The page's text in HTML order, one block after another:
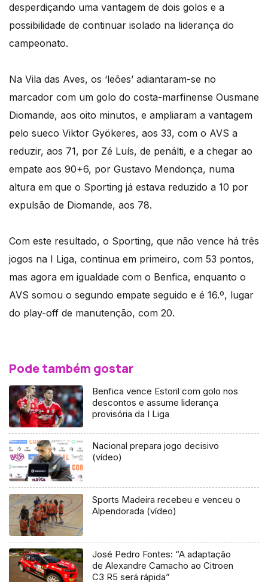
desperdiçando uma vantagem de dois golos e a
possibilidade de continuar isolado na liderança do
campeonato.
Na Vila das Aves, os ‘leões’ adiantaram-se no
marcador com um golo do costa-marfinense Ousmane
Diomande, aos oito minutos, e ampliaram a vantagem
pelo sueco Viktor Gyökeres, aos 33, com o AVS a
reduzir, aos 71, por Zé Luís, de penálti, e a chegar ao
empate aos 90+6, por Gustavo Mendonça, numa
altura em que o Sporting já estava reduzido a 10 por
expulsão de Diomande, aos 78.
Com este resultado, o Sporting, que não vence há três
jogos na I Liga, continua em primeiro, com 53 pontos,
mas agora em igualdade com o Benfica, enquanto o
AVS somou o segundo empate seguido e é 16.º, lugar
do play-off de manutenção, com 20.
Pode também gostar
Benfica vence Estoril com golo nos
descontos e assume liderança
provisória da I Liga
Nacional prepara jogo decisivo
(vídeo)
Sports Madeira recebeu e venceu o
Alpendorada (vídeo)
José Pedro Fontes: “A adaptação
de Alexandre Camacho ao Citroen
C3 R5 será rápida”